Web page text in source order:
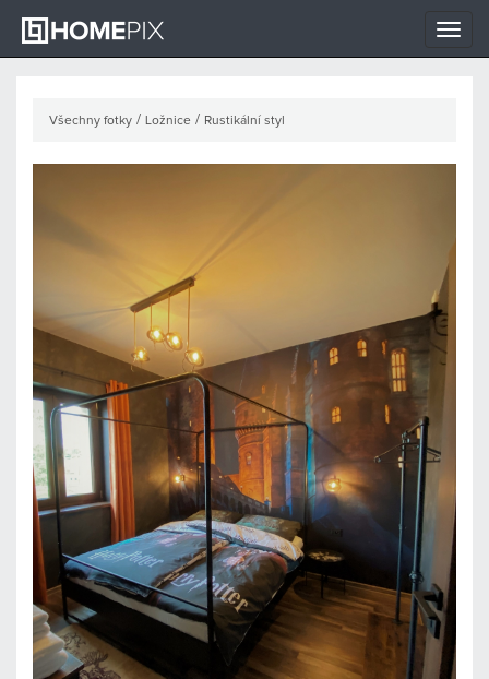
Toggle
Všechny fotky / Ložnice / Rustikální styl